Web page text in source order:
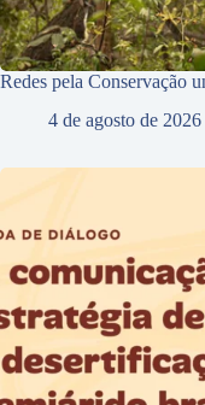
Redes pela Conservação
4 de agosto de 2026